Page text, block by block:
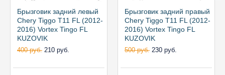
Брызговик задний левый
Chery Tiggo T11 FL (2012-
2016) Vortex Tingo FL
KUZOVIK
400 руб. 210 руб.
Брызговик задний правый
Chery Tiggo T11 FL (2012-
2016) Vortex Tingo FL
KUZOVIK
500 руб. 230 руб.